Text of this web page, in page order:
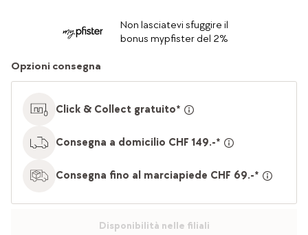
Non lasciatevi sfuggire il
bonus mypfister del 2%
Opzioni consegna
Click & Collect gratuito*
Consegna a domicilio CHF 149.-*
Consegna fino al marciapiede CHF 69.-*
Disponibilità nelle filiali